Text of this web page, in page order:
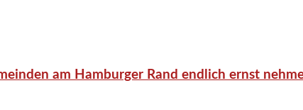
am Hamburger Rand endlich ernst